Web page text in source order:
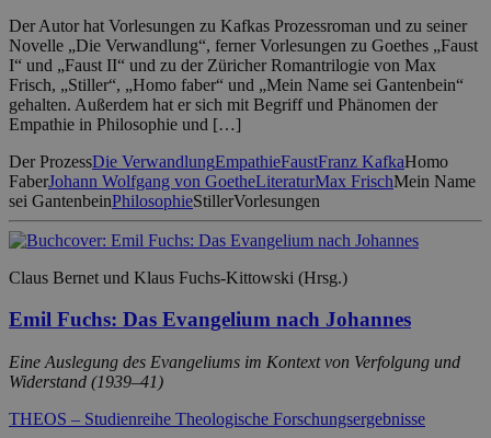
Der Autor hat Vorlesungen zu Kafkas Prozessroman und zu seiner
Novelle „Die Verwandlung“, ferner Vorlesungen zu Goethes „Faust
I“ und „Faust II“ und zu der Züricher Romantrilogie von Max
Frisch, „Stiller“, „Homo faber“ und „Mein Name sei Gantenbein“
gehalten. Außerdem hat er sich mit Begriff und Phänomen der
Empathie in Philosophie und […]
Der ProzessDie VerwandlungEmpathieFaustFranz KafkaHomo
FaberJohann Wolfgang von GoetheLiteraturMax FrischMein Name
sei GantenbeinPhilosophieStillerVorlesungen
Claus Bernet und Klaus Fuchs-Kittowski (Hrsg.)
Emil Fuchs: Das Evangelium nach Johannes
Eine Auslegung des Evangeliums im Kontext von Verfolgung und
Widerstand (1939–41)
THEOS – Studienreihe Theologische Forschungsergebnisse